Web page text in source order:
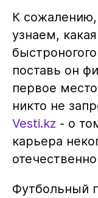
К
узнаем,
поставь он
первое
никто не
Vesti.kz - о
карьера
Футбольный